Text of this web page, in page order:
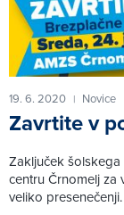
19. 6. 2020 | Novice
Zavrtite v
Zaključek
centru Črnomelj
veliko presenečenji.